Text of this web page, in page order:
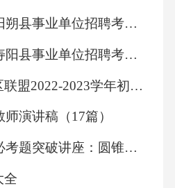
很难被压缩”反映了液体
章运动D.分子间存在着
2023年桂林市阳朔县事业单位招聘考试模拟题
2023年晋中市寿阳县事业单位招聘考试模拟题
重庆市江北新区联盟2022-2023学年初三4月诊断考试语文试题试卷含解析
演讲稿（17篇）
2020高考理数必考题突破讲座：圆锥曲线的综合问题课件
全